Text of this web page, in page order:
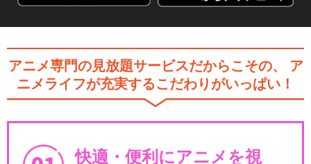
アニメ専門の見放題サービスだからこその、
ア
ニメライフが充実するこだわりがいっぱい！
快適・便利にアニメを視